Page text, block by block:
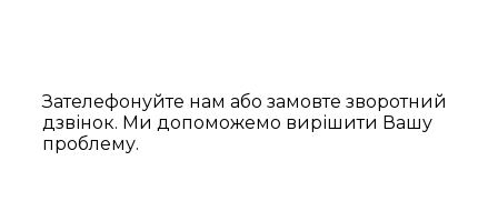
Зателефонуйте нам або замовте зворотний
дзвінок. Ми допоможемо вирішити Вашу
проблему.